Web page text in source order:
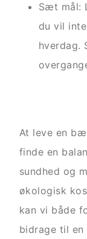
Sæt mål:
du vil
hverdag.
At leve en
finde en
sundhed og
økologisk
kan vi både
bidrage til en